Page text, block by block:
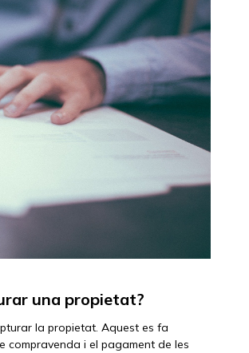
una propietat?
la propietat. Aquest es fa
compravenda i el pagament de les